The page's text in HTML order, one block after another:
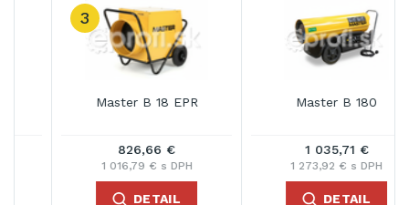
Master B 18 EPR
826,66 €
1 016,79 € s DPH
DETAIL
Master B 180
1 035,71 €
1 273,92 € s DPH
DETAIL